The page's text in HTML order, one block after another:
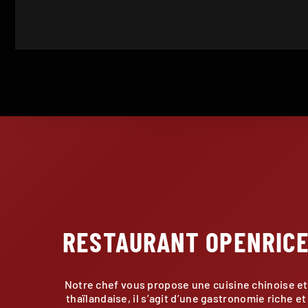
RESTAURANT
Notre chef vous propose une cuisine chinoise et
thaïlandaise, il s’agit d’une gastronomie riche et